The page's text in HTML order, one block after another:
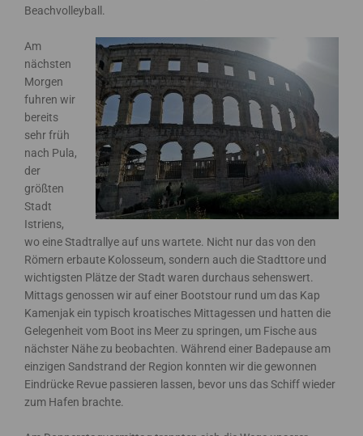
Beachvolleyball.
Am
nächsten
Morgen
fuhren wir
bereits
sehr früh
nach Pula,
der
größten
Stadt
Istriens,
wo eine Stadtrallye auf uns wartete. Nicht nur das von den
Römern erbaute Kolosseum, sondern auch die Stadttore und
wichtigsten Plätze der Stadt waren durchaus sehenswert.
Mittags genossen wir auf einer Bootstour rund um das Kap
Kamenjak ein typisch kroatisches Mittagessen und hatten die
Gelegenheit vom Boot ins Meer zu springen, um Fische aus
nächster Nähe zu beobachten. Während einer Badepause am
einzigen Sandstrand der Region konnten wir die gewonnen
Eindrücke Revue passieren lassen, bevor uns das Schiff wieder
zum Hafen brachte.